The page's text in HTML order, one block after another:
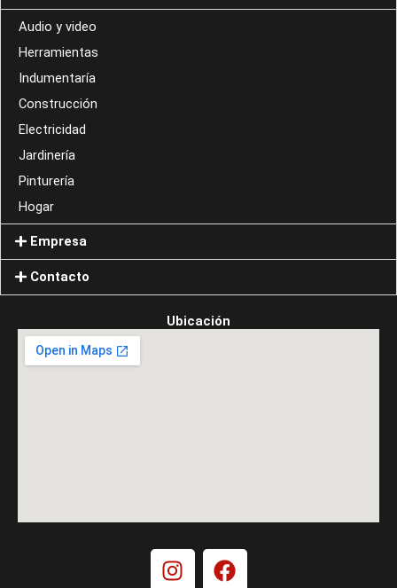
Audio y video
Herramientas
Indumentaría
Construcción
Electricidad
Jardinería
Pinturería
Hogar
Empresa
Contacto
Ubicación
I
n
F
a